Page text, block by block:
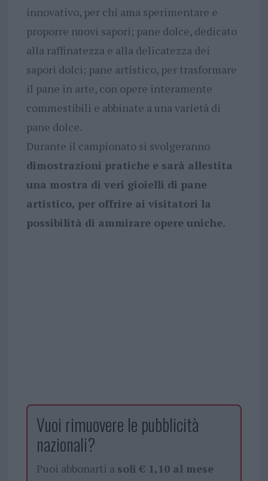
innovativo, per chi ama sperimentare e
proporre nuovi sapori; pane dolce, dedicato
alla raffinatezza e alla delicatezza dei
sapori dolci; pane artistico, per trasformare
il pane in arte, con opere interamente
commestibili e abbinate a una varietà di
pane dolce.
Durante il campionato si svolgeranno
dimostrazioni pratiche e sarà allestita
una mostra di veri gioielli di pane
artistico, per offrire ai visitatori la
possibilità di ammirare opere uniche.
Vuoi rimuovere le pubblicità
nazionali?
Puoi abbonarti a soli € 1,10 al mese